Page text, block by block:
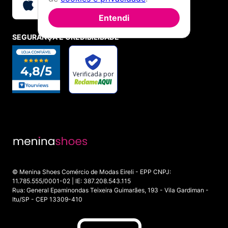
Para que sua Melissa dure por anos e mantenha o brilho,
siga estas recomendações:
Use apenas água fria/morna e sabão
neutro com uma esponja macia.
Secagem:Sempre à sombra. O calor excessivo
(sol ou secadores) pode deformar o Melflex.
Armazenamento:
evite empilhar calçados pesados sobre elas para
não marcar as tiras.
Perfume:
Para preservar o cheirinho de chiclete,
mantenha o calçado limpo e arejado após o uso.
Com mais de15 anos de história
Love Points:Nosso programa de cashback para
você economizar na próxima compra.
Brindes Exclusivos:
especialistas em marcas como
SEGURANÇA E CREDIBILIDADE
© Menina Shoes Comércio de Modas Eireli - EPP CNPJ:
11.785.555/0001-02 | IE: 387.208.543.115
Rua: General Epaminondas Teixeira Guimarães, 193 - Vila Gardiman -
Itu/SP - CEP 13309-410
Entendi